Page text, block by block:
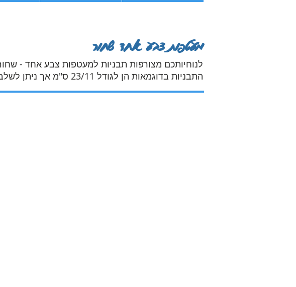
מעטפות צבע אחד שחור
לנוחיותכם מצורפות תבניות למעטפות צבע אחד -
התבניות בדוגמאות הן לגודל 23/11 ס"מ אך ניתן לשלבם גם בגדלים נוספים: 25/18, 32/24 ועוד.